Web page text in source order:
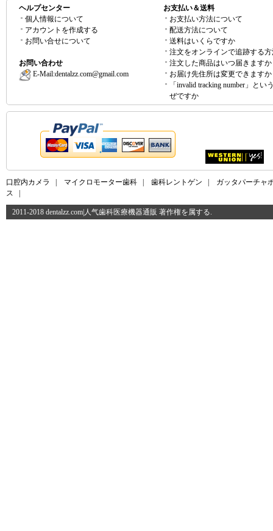
ヘルプセンター
個人情報について
アカウントを作成する
お問い合せについて
お問い合わせ
E-Mail:dentalzz.com@gmail.com
お支払い＆送料
お支払い方法について
配送方法について
送料はいくらですか
注文をオンラインで追跡する
注文した商品はいつ届きますか
お届け先住所は変更できますか
「invalid tracking number」とい
ぜですか
口腔内カメラ マイクロモーター歯科 歯科レントゲン
ガッタパーチャ
ス
2011-2018 dentalzz.com|人气歯科医療機器通販 著作権を属する.